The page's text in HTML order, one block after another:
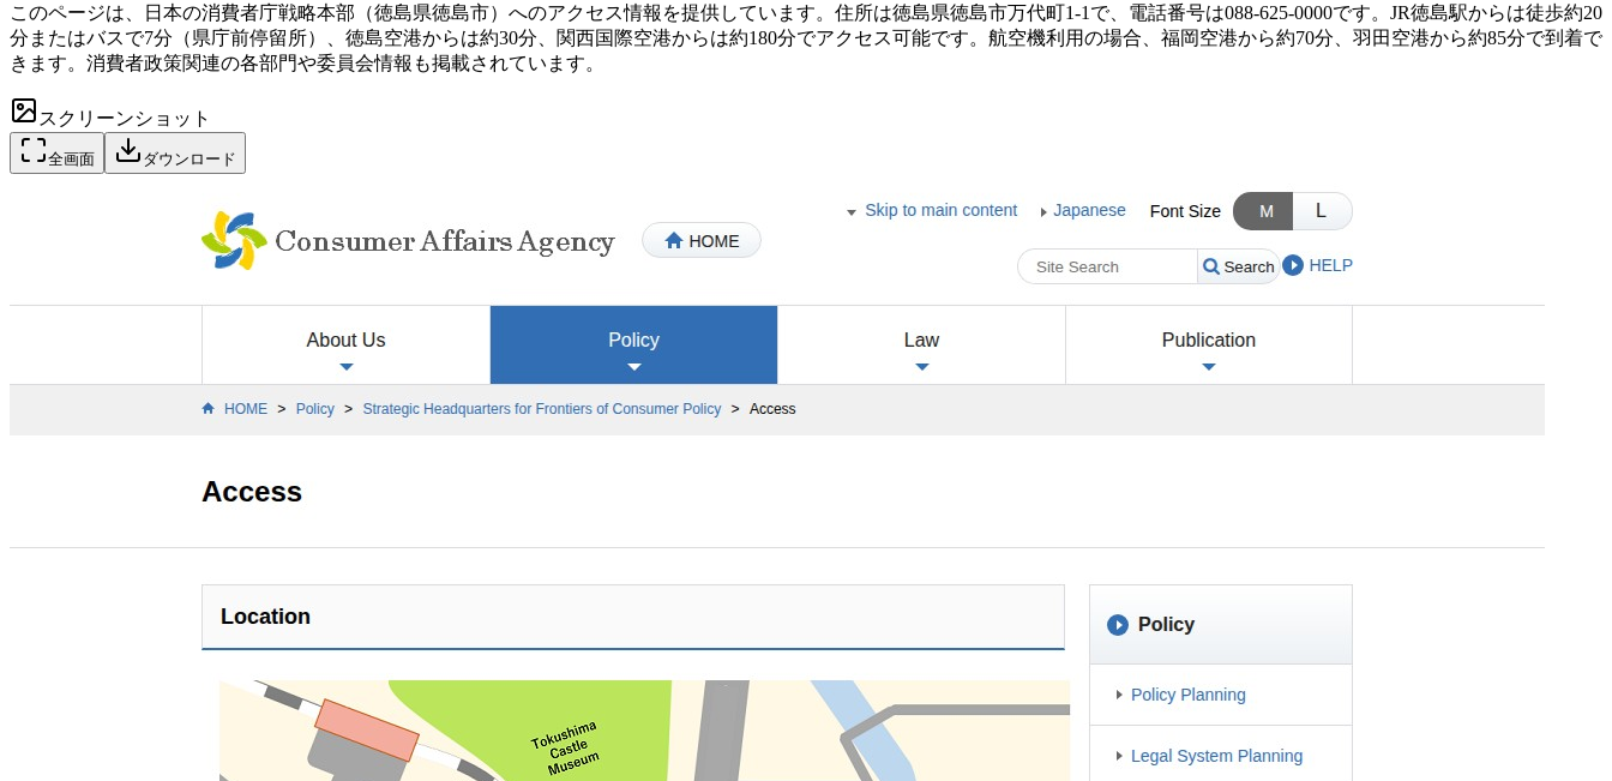
このページは、日本の消費者庁戦略本部（徳島県徳島市）へのアクセス情報を提供しています。住所は徳島県徳島市万代町1-1で、電話番号は088-625-0000です。JR徳島駅からは徒歩約20
分またはバスで7分（県庁前停留所）、徳島空港からは約30分、関西国際空港からは約180分でアクセス可能です。航空機利用の場合、福岡空港から約70分、羽田空港から約85分で到着で
きます。消費者政策関連の各部門や委員会情報も掲載されています。
スクリーンショット
全画面 ダウンロード